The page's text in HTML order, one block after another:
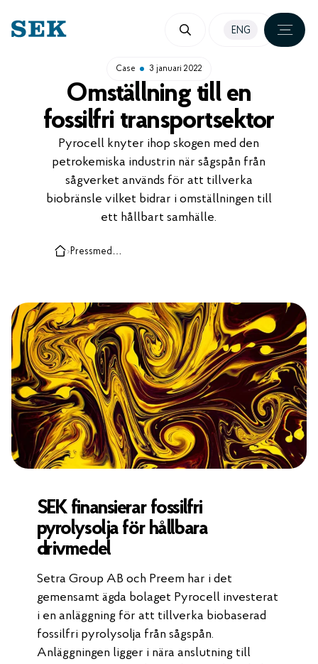
HOPPA
ENG
Case 3 januari 2022
Omställning till en
fossilfri transportsektor
Pyrocell knyter ihop skogen med den
petrokemiska industrin när sågspån från
sågverket används för att tillverka
biobränsle vilket bidrar i omställningen till
ett hållbart samhälle.
› Pressmeddelanden, case och insikter
SEK finansierar fossilfri
pyrolysolja för hållbara
drivmedel
Setra Group AB och Preem har i det
gemensamt ägda bolaget Pyrocell investerat
i en anläggning för att tillverka biobaserad
fossilfri pyrolysolja från sågspån.
Anläggningen ligger i nära anslutning till